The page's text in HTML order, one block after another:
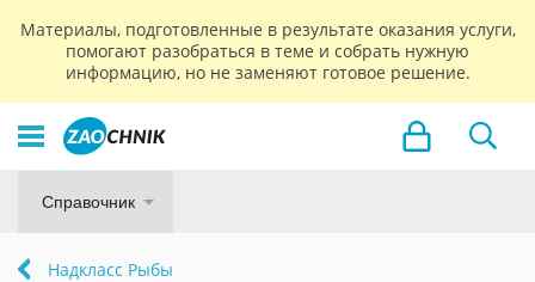
Материалы, подготовленные в результате оказания услуги,
помогают разобраться в теме и собрать нужную
информацию, но не заменяют готовое решение.
Справочник
Надкласс Рыбы